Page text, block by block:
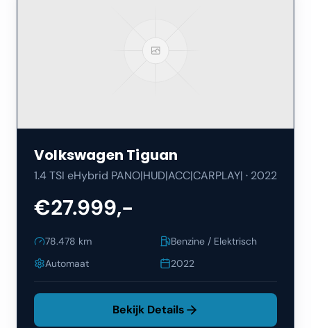
Volkswagen Tiguan
1.4 TSI eHybrid PANO|HUD|ACC|CARPLAY| · 2022
€27.999,-
78.478 km
Benzine / Elektrisch
Automaat
2022
Bekijk Details